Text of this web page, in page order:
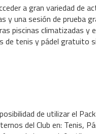
a gran variedad
y una sesión de
piscinas climatizadas
tenis y pádel gratuito
de utilizar el
del Club en: Tenis,